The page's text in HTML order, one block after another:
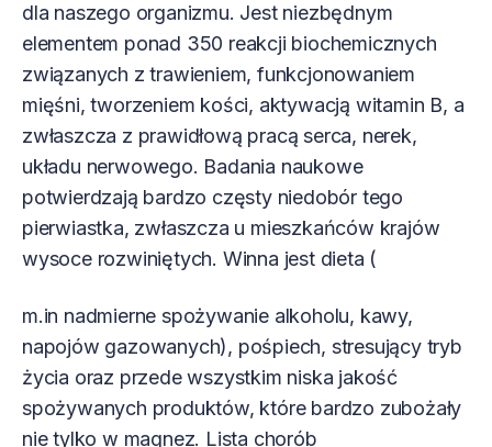
dla naszego organizmu. Jest niezbędnym
elementem ponad 350 reakcji biochemicznych
związanych z trawieniem, funkcjonowaniem
mięśni, tworzeniem kości, aktywacją witamin B, a
zwłaszcza z prawidłową pracą serca, nerek,
układu nerwowego. Badania naukowe
potwierdzają bardzo częsty niedobór tego
pierwiastka, zwłaszcza u mieszkańców krajów
wysoce rozwiniętych. Winna jest dieta (
m.in nadmierne spożywanie alkoholu, kawy,
napojów gazowanych), pośpiech, stresujący tryb
życia oraz przede wszystkim niska jakość
spożywanych produktów, które bardzo zubożały
nie tylko w magnez. Lista chorób